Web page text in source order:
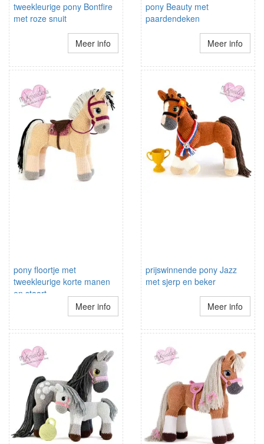
tweekleurige pony Bontfire
met roze snuit
Meer info
pony Beauty met
paardendeken
Meer info
pony floortje met
tweekleurige korte manen
en staart
Meer info
prijswinnende pony Jazz
met sjerp en beker
Meer info